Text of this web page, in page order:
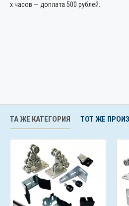
х часов — доплата 500 рублей.
ТА ЖЕ КАТЕГОРИЯ ТОТ ЖЕ